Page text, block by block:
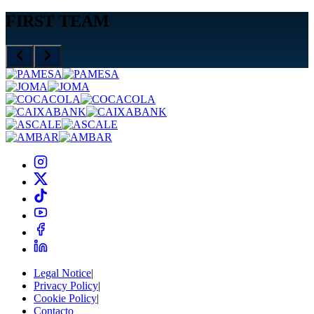
FIRST TEAM
Legal Notice|
Privacy Policy|
Cookie Policy|
Contacto